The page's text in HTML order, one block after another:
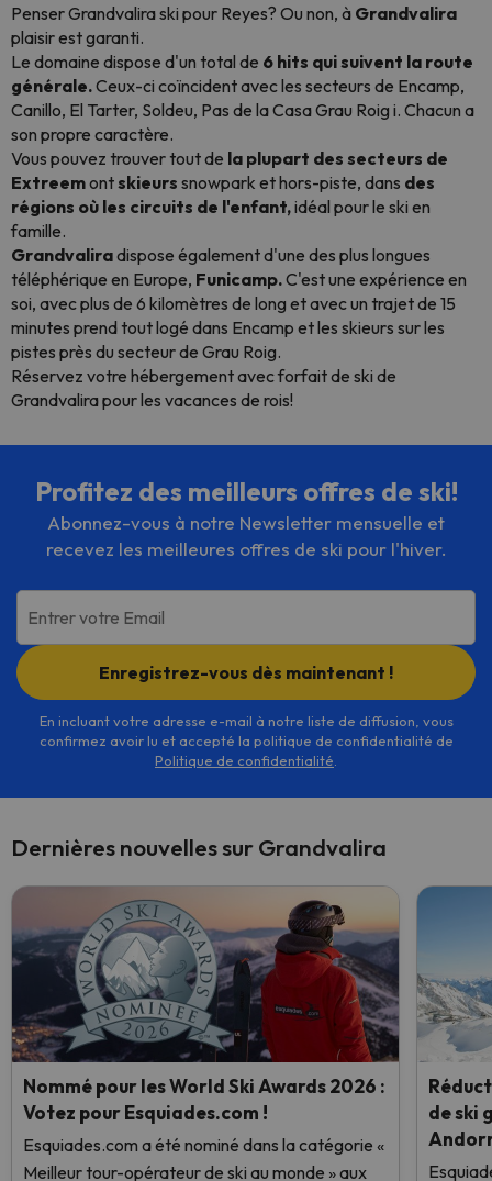
Penser Grandvalira ski pour Reyes? Ou non, à Grandvalira
plaisir est garanti.
Le domaine dispose d'un total de 6 hits qui suivent la route
générale.Ceux-ci coïncident avec les secteurs de Encamp,
Canillo, El Tarter, Soldeu, Pas de la Casa Grau Roig i. Chacun a
son propre caractère.
Vous pouvez trouver tout de la plupart des secteurs de
Extreemontskieurs snowpark et hors-piste, dans des
régions où les circuits de l'enfant,idéal pour le ski en
famille.
Grandvaliradispose également d'une des plus longues
téléphérique en Europe, Funicamp.C'est une expérience en
soi, avec plus de 6 kilomètres de long et avec un trajet de 15
minutes prend tout logé dans Encamp et les skieurs sur les
pistes près du secteur de Grau Roig.
Réservez votre hébergement avec forfait de ski de
Grandvalira pour les vacances de rois!
Profitez des meilleurs offres de ski!
Abonnez-vous à notre Newsletter mensuelle et
recevez les meilleures offres de ski pour l'hiver.
Entrer votre Email
Enregistrez-vous dès maintenant !
En incluant votre adresse e-mail à notre liste de diffusion, vous
confirmez avoir lu et accepté la politique de confidentialité de
Politique de confidentialité
Dernières nouvelles sur Grandvalira
Nommé pour les World Ski Awards 2026 :
Votez pour Esquiades.com !
Esquiades.com a été nominé dans la catégorie «
Meilleur tour-opérateur de ski au monde » aux
de ski